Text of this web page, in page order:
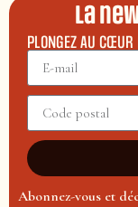
La
PLONGEZ AU
Abonnez-vous et